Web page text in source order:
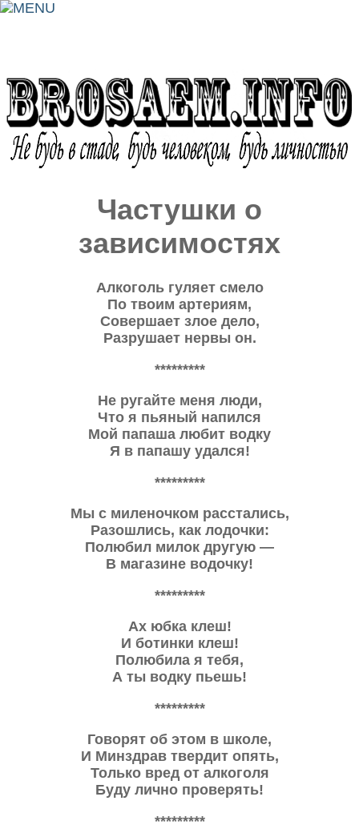
Частушки о
зависимостях
Алкоголь гуляет смело
По твоим артериям,
Совершает злое дело,
Разрушает нервы он.
*********
Не ругайте меня люди,
Что я пьяный напился
Мой папаша любит водку
Я в папашу удался!
*********
Мы с миленочком расстались,
Разошлись, как лодочки:
Полюбил милок другую —
В магазине водочку!
*********
Ах юбка клеш!
И ботинки клеш!
Полюбила я тебя,
А ты водку пьешь!
*********
Говорят об этом в школе,
И Минздрав твердит опять,
Только вред от алкоголя
Буду лично проверять!
*********